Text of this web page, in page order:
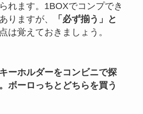
れます。1BOXでコンプでき
りますが、
「必ず揃う」と
は覚えておきましょう。
ーホルダーをコンビニで探
ボーロっちとどちらを買う